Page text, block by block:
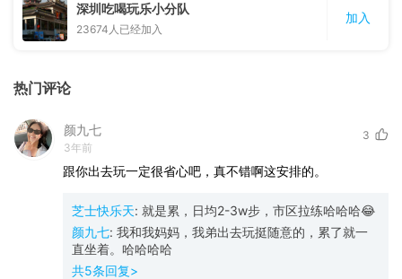
深圳吃喝玩乐小分队
23674 人已经加入
加入
热门评论
颜九七
3年前
3
跟你出去玩一定很省心吧，真不错啊这安排的。
芝士快乐天: 就是累，日均2-3w步，市区拉练哈哈哈😂
颜九七: 我和我妈妈，我弟出去玩挺随意的，累了就一
直坐着。哈哈哈哈
共5条回复>